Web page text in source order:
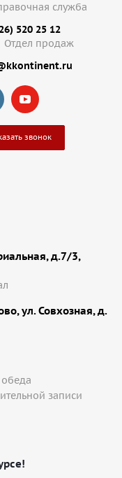
служба
520 25 12
Отдел продаж
звонок
д.7/3,
ул. Совхозная, д.
записи